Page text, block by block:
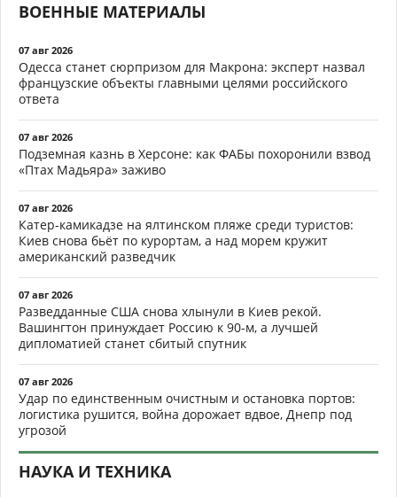
ВОЕННЫЕ МАТЕРИАЛЫ
07 авг 2026
Одесса станет сюрпризом для Макрона: эксперт назвал
французские объекты главными целями российского
ответа
07 авг 2026
Подземная казнь в Херсоне: как ФАБы похоронили взвод
«Птах Мадьяра» заживо
07 авг 2026
Катер-камикадзе на ялтинском пляже среди туристов:
Киев снова бьёт по курортам, а над морем кружит
американский разведчик
07 авг 2026
Разведданные США снова хлынули в Киев рекой.
Вашингтон принуждает Россию к 90-м, а лучшей
дипломатией станет сбитый спутник
07 авг 2026
Удар по единственным очистным и остановка портов:
логистика рушится, война дорожает вдвое, Днепр под
угрозой
НАУКА И ТЕХНИКА